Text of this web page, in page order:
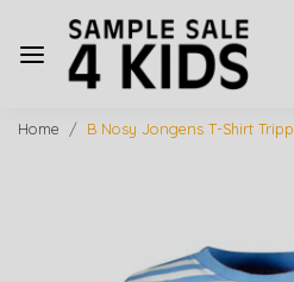
Home B Nosy Jongens T-Shirt Tripp